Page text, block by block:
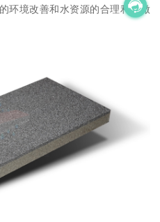
环境改善和水资源的合理利用做